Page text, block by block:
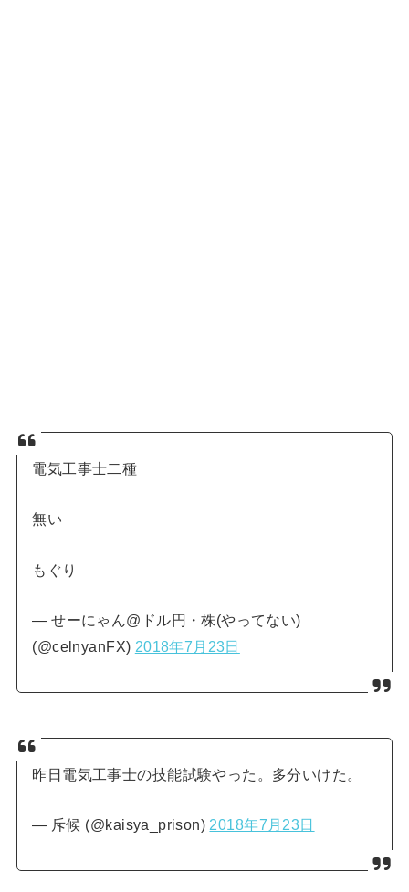
電気工事士二種
無い
もぐり
— せーにゃん@ドル円・株(やってない)
(@celnyanFX) 2018年7月23日
昨日電気工事士の技能試験やった。多分いけた。
— 斥候 (@kaisya_prison) 2018年7月23日